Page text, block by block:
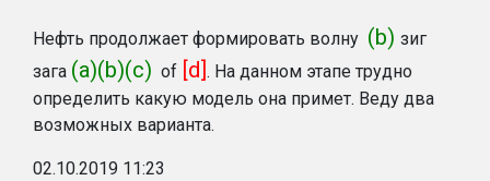
Нефть продолжает формировать волну (b) зиг
зага (a)(b)(c) of [d]. На данном этапе трудно
определить какую модель она примет. Веду два
возможных варианта.
02.10.2019 11:23